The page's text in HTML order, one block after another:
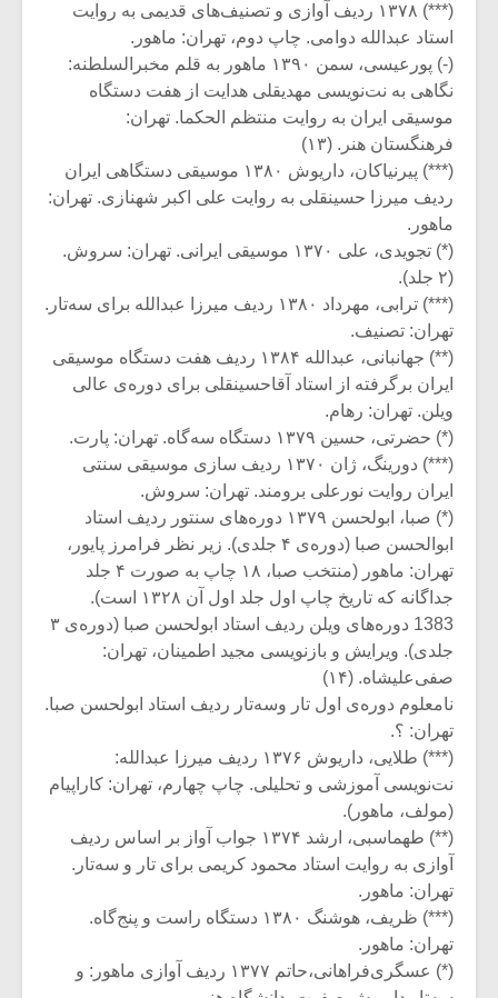
(***) ۱۳۷۸ ردیف آوازی و تصنیف‌های قدیمی به روایت
استاد عبدالله دوامی. چاپ دوم، تهران: ماهور.
(-) پورعیسی، سمن ۱۳۹۰ ماهور به قلم مخبرالسلطنه:
نگاهی به نت‌نویسی مهدیقلی هدایت از هفت دستگاه
موسیقی ایران به روایت منتظم الحکما. تهران:
فرهنگستان هنر. (۱۳)
(***) پیرنیاکان، داریوش ۱۳۸۰ موسیقی دستگاهی ایران
ردیف میرزا حسینقلی به روایت علی اکبر شهنازی. تهران:
ماهور.
(*) تجویدی، علی ۱۳۷۰ موسیقی ایرانی. تهران: سروش.
(۲ جلد).
(***) ترابی، مهرداد ۱۳۸۰ ردیف میرزا عبدالله برای سه‌تار.
تهران: تصنیف.
(**) جهانبانی، عبدالله ۱۳۸۴ ردیف هفت دستگاه موسیقی
ایران برگرفته از استاد آقا‌حسینقلی برای دوره‌ی عالی
ویلن. تهران: رهام.
(*) حضرتی، حسین ۱۳۷۹ دستگاه سه‌گاه. تهران: پارت.
(***) دورینگ، ژان ۱۳۷۰ ردیف سازی موسیقی سنتی
ایران روایت نورعلی برومند. تهران: سروش.
(*) صبا، ابولحسن ۱۳۷۹ دوره‌ها‌ی سنتور ردیف استاد
ابوالحسن صبا (دوره‌ی ۴ جلدی). زیر نظر فرامرز پایور،
تهران: ماهور (منتخب صبا، ۱۸ چاپ به صورت ۴ جلد
جداگانه که تاریخ چاپ اول جلد اول آن ۱۳۲۸ است).
1383 دوره‌های ویلن ردیف استاد ابولحسن صبا (دوره‌ی ۳
جلدی). ویرایش و بازنویسی مجید اطمینان، تهران:
صفی‌علیشاه. (۱۴)
نامعلوم دوره‌ی اول تار وسه‌تار ردیف استاد ابولحسن صبا.
تهران: ؟.
(***) طلایی، داریوش ۱۳۷۶ ردیف میرزا عبدالله:
نت‌نویسی آموزشی و تحلیلی. چاپ چهارم، تهران: کاراپیام
(مولف، ماهور).
(**) طهماسبی، ارشد ۱۳۷۴ جواب آواز بر اساس ردیف
آوازی به روایت استاد محمود کریمی برای تار و سه‌تار.
تهران: ماهور.
(***) ظریف، هوشنگ ۱۳۸۰ دستگاه راست و پنج‌گاه.
تهران: ماهور.
(*) عسگری‌فراهانی،حاتم ۱۳۷۷ ردیف آوازی ماهور: و